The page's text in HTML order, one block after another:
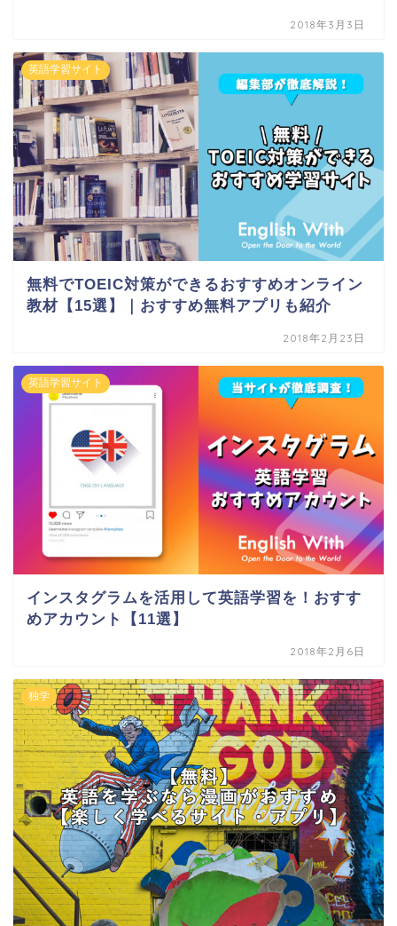
2018年3月3日
英語学習サイト
無料でTOEIC対策ができるおすすめオンライン
教材【15選】｜おすすめ無料アプリも紹介
2018年2月23日
英語学習サイト
インスタグラムを活用して英語学習を！おすす
めアカウント【11選】
2018年2月6日
独学